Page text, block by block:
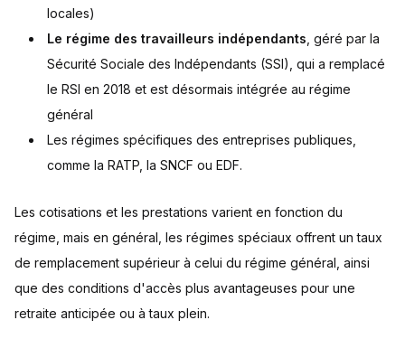
locales)
Le régime des travailleurs indépendants , géré par la
Sécurité Sociale des Indépendants (SSI), qui a remplacé
le RSI en 2018 et est désormais intégrée au régime
général
Les régimes spécifiques des entreprises publiques,
comme la RATP, la SNCF ou EDF.
Les cotisations et les prestations varient en fonction du
régime, mais en général, les régimes spéciaux offrent un taux
de remplacement supérieur à celui du régime général, ainsi
que des conditions d'accès plus avantageuses pour une
retraite anticipée ou à taux plein.